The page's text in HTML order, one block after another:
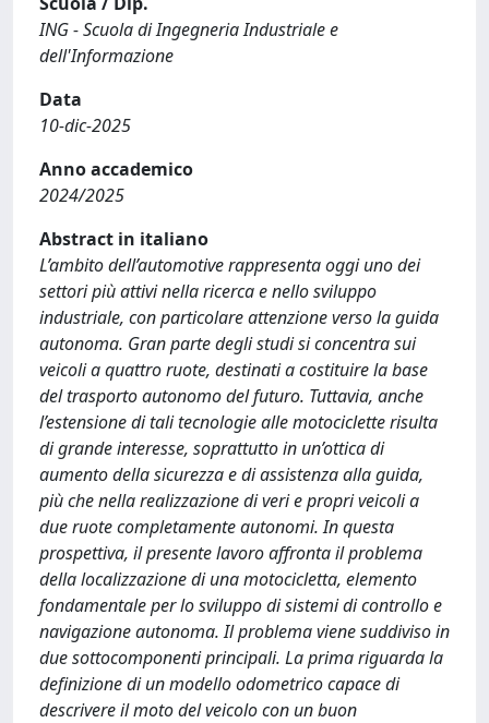
ING - Scuola di Ingegneria Industriale e
dell'Informazione
Data
10-dic-2025
Anno accademico
2024/2025
Abstract in italiano
L’ambito dell’automotive rappresenta oggi uno dei
settori più attivi nella ricerca e nello sviluppo
industriale, con particolare attenzione verso la guida
autonoma. Gran parte degli studi si concentra sui
veicoli a quattro ruote, destinati a costituire la base
del trasporto autonomo del futuro. Tuttavia, anche
l’estensione di tali tecnologie alle motociclette risulta
di grande interesse, soprattutto in un’ottica di
aumento della sicurezza e di assistenza alla guida,
più che nella realizzazione di veri e propri veicoli a
due ruote completamente autonomi. In questa
prospettiva, il presente lavoro affronta il problema
della localizzazione di una motocicletta, elemento
fondamentale per lo sviluppo di sistemi di controllo e
navigazione autonoma. Il problema viene suddiviso in
due sottocomponenti principali. La prima riguarda la
definizione di un modello odometrico capace di
descrivere il moto del veicolo con un buon